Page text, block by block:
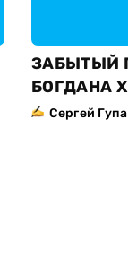
ЗАБЫТЫЙ
БОГДАНА
Сергей